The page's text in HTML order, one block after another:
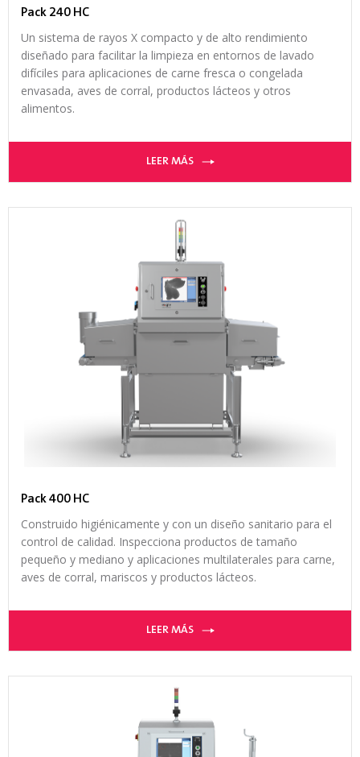
Pack 240 HC
Un sistema de rayos X compacto y de alto rendimiento
diseñado para facilitar la limpieza en entornos de lavado
difíciles para aplicaciones de carne fresca o congelada
envasada, aves de corral, productos lácteos y otros
alimentos.
LEER MÁS
Pack 400 HC
Construido higiénicamente y con un diseño sanitario para el
control de calidad. Inspecciona productos de tamaño
pequeño y mediano y aplicaciones multilaterales para carne,
aves de corral, mariscos y productos lácteos.
LEER MÁS